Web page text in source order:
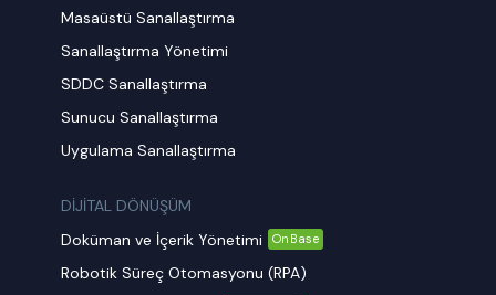
Masaüstü Sanallaştırma
Sanallaştırma Yönetimi
SDDC Sanallaştırma
Sunucu Sanallaştırma
Uygulama Sanallaştırma
DİJİTAL DÖNÜŞÜM
Doküman ve İçerik Yönetimi
OnBase
Robotik Süreç Otomasyonu (RPA)